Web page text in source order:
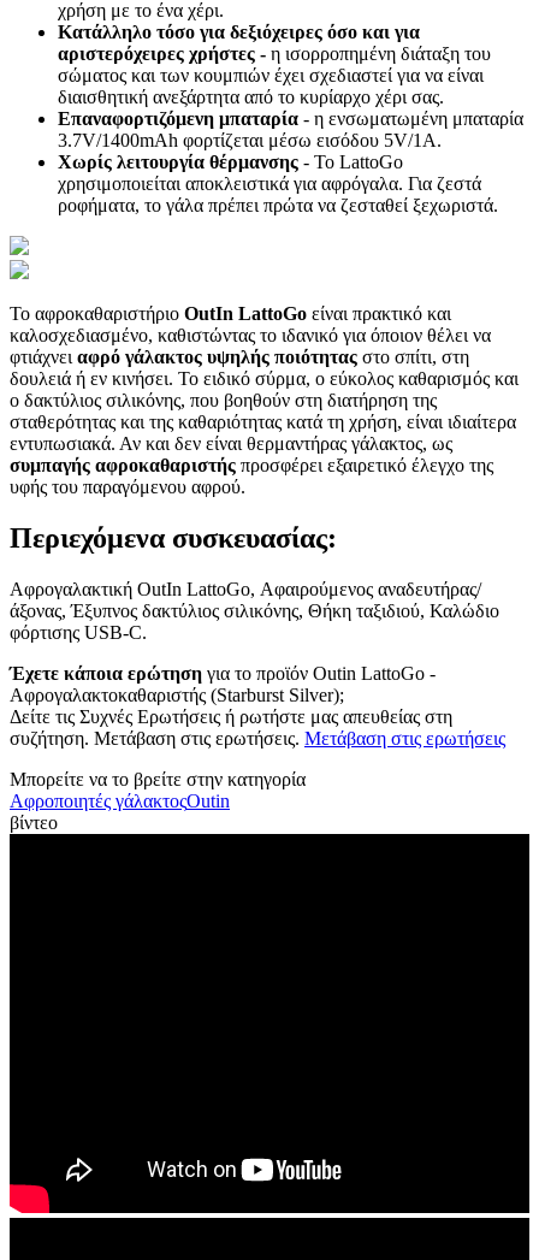
χρήση με το ένα χέρι.
Κατάλληλο τόσο για δεξιόχειρες όσο και για
αριστερόχειρες χρήστες - η ισορροπημένη διάταξη του
σώματος και των κουμπιών έχει σχεδιαστεί για να είναι
διαισθητική ανεξάρτητα από το κυρίαρχο χέρι σας.
Επαναφορτιζόμενη μπαταρία - η ενσωματωμένη μπαταρία
3.7V/1400mAh φορτίζεται μέσω εισόδου 5V/1A.
Χωρίς λειτουργία θέρμανσης - Το LattoGo
χρησιμοποιείται αποκλειστικά για αφρόγαλα. Για ζεστά
ροφήματα, το γάλα πρέπει πρώτα να ζεσταθεί ξεχωριστά.
Το αφροκαθαριστήριο OutIn LattoGo είναι πρακτικό και
καλοσχεδιασμένο, καθιστώντας το ιδανικό για όποιον θέλει να
φτιάχνει αφρό γάλακτος υψηλής ποιότητας στο σπίτι, στη
δουλειά ή εν κινήσει. Το ειδικό σύρμα, ο εύκολος καθαρισμός και
ο δακτύλιος σιλικόνης, που βοηθούν στη διατήρηση της
σταθερότητας και της καθαριότητας κατά τη χρήση, είναι ιδιαίτερα
εντυπωσιακά. Αν και δεν είναι θερμαντήρας γάλακτος, ως
συμπαγής αφροκαθαριστής προσφέρει εξαιρετικό έλεγχο της
υφής του παραγόμενου αφρού.
Περιεχόμενα συσκευασίας:
Αφρογαλακτική OutIn LattoGo, Αφαιρούμενος αναδευτήρας/
άξονας, Έξυπνος δακτύλιος σιλικόνης, Θήκη ταξιδιού, Καλώδιο
φόρτισης USB-C.
Έχετε κάποια ερώτηση για το προϊόν Outin LattoGo -
Αφρογαλακτοκαθαριστής (Starburst Silver);
Δείτε τις Συχνές Ερωτήσεις ή ρωτήστε μας απευθείας στη
συζήτηση. Μετάβαση στις ερωτήσεις. Μετάβαση στις ερωτήσεις
Μπορείτε να το βρείτε στην κατηγορία
Αφροποιητές γάλακτοςOutin
βίντεο